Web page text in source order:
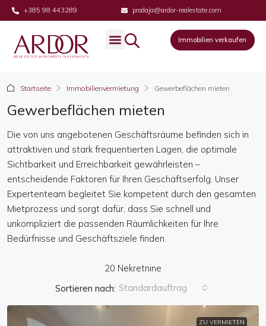
+385 98 443289 prodaja@ardor-realestate.com
Immobilien verkaufen
Startseite Immobilienvermietung Gewerbeflächen mieten
Gewerbeflächen mieten
Die von uns angebotenen Geschäftsräume befinden sich in
attraktiven und stark frequentierten Lagen, die optimale
Sichtbarkeit und Erreichbarkeit gewährleisten –
entscheidende Faktoren für Ihren Geschäftserfolg. Unser
Expertenteam begleitet Sie kompetent durch den gesamten
Mietprozess und sorgt dafür, dass Sie schnell und
unkompliziert die passenden Räumlichkeiten für Ihre
Bedürfnisse und Geschäftsziele finden.
20 Nekretnine
Sortieren nach: Standardauftrag
ZU VERMIETEN